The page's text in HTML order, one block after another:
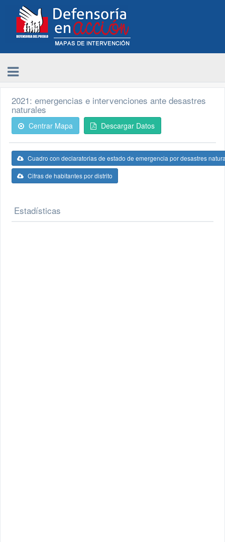
2021: emergencias e intervenciones ante desastres
naturales
Centrar Mapa Descargar Datos
Cuadro con declaratorias de estado de emergencia por desastres
Cifras de habitantes por distrito
Estadísticas